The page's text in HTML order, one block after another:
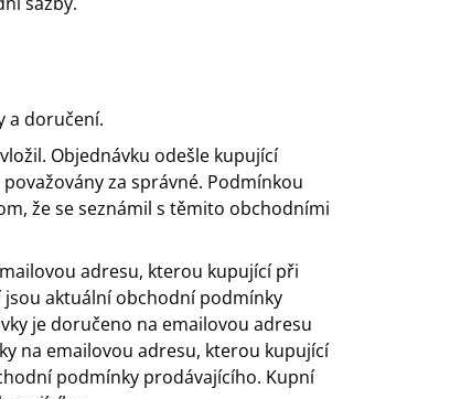
a doručení.
Objednávku odešle kupující
za správné. Podmínkou
že se seznámil s těmito obchodními
adresu, kterou kupující při
aktuální obchodní podmínky
je doručeno na emailovou adresu
na emailovou adresu, kterou kupující
podmínky prodávajícího. Kupní